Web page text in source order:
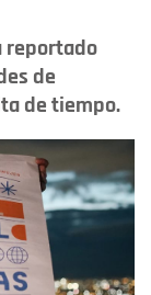
reportado
de
de tiempo.